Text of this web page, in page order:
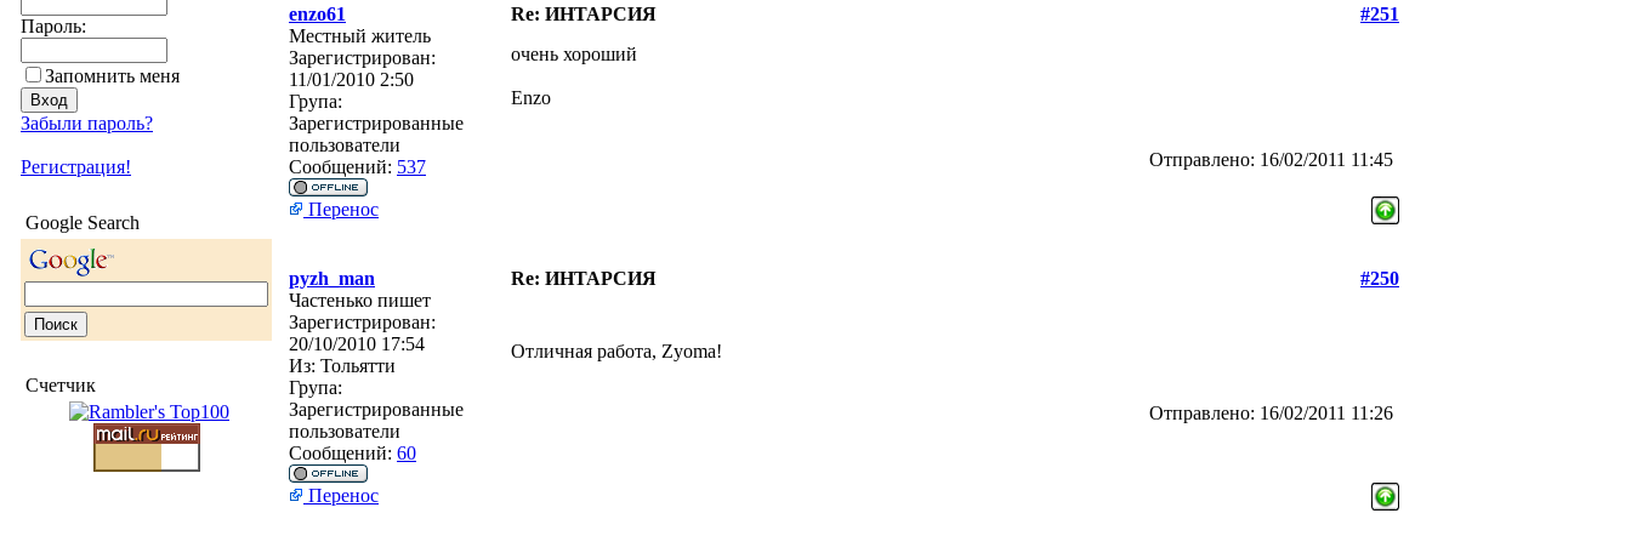
Пароль:
Запомнить меня
Забыли пароль?
Регистрация!
Google Search
Счетчик
enzo61 Re: ИНТАРСИЯ
#251
Местный житель
Зарегистрирован:
11/01/2010 2:50
Група:
Зарегистрированные
пользователи
Сообщений: 537
очень хороший
Enzo
Отправлено: 16/02/2011 11:45
Перенос
pyzh_man Re: ИНТАРСИЯ
#250
Частенько пишет
Зарегистрирован:
20/10/2010 17:54
Из: Тольятти
Група:
Зарегистрированные
пользователи
Сообщений: 60
Отличная работа, Zyoma!
Отправлено: 16/02/2011 11:26
Перенос